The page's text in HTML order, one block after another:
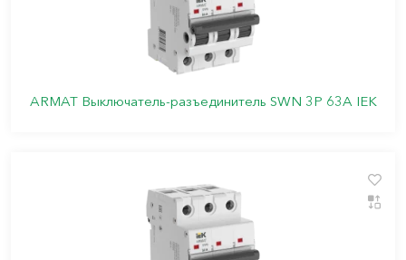
ARMAT Выключатель-разъединитель SWN 3P 63А IEK